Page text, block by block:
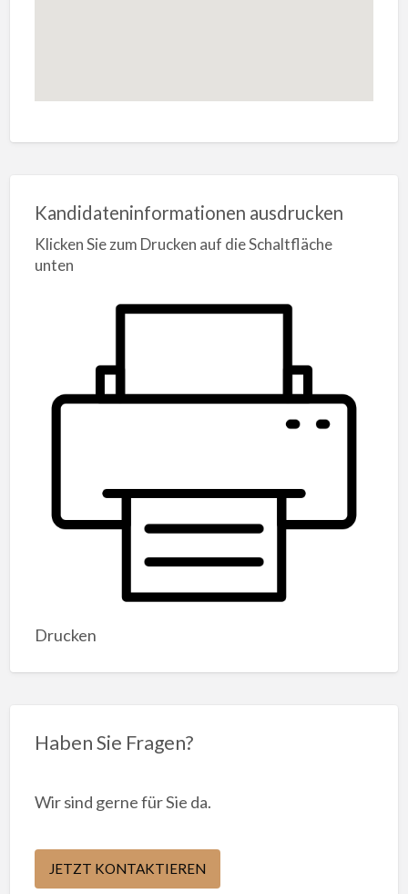
Kandidateninformationen ausdrucken
Klicken Sie zum Drucken auf die Schaltfläche
unten
Drucken
Haben Sie Fragen?
Wir sind gerne für Sie da.
JETZT KONTAKTIEREN